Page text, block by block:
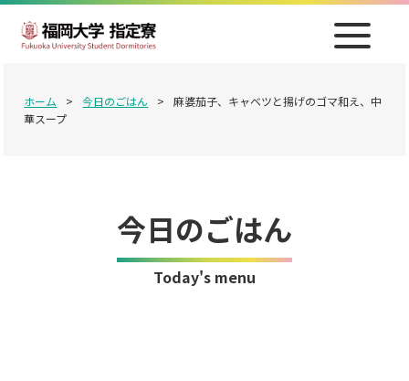
ホーム > 今日のごはん >
麻婆茄子、キャベツと揚げのゴマ和え、中
華スープ
今日のごはん
Today's menu